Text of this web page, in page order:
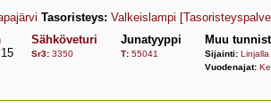
Tasoristeys: Valkeislampi
Sähköveturi
Sr3: 3350
Junatyyppi
T: 55041
Muu
Sijainti: Linjalla
Vuodenajat: